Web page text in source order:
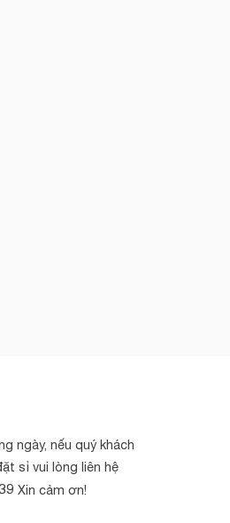
ngày, nếu quý khách
sỉ vui lòng liên hệ
Xin cảm ơn!